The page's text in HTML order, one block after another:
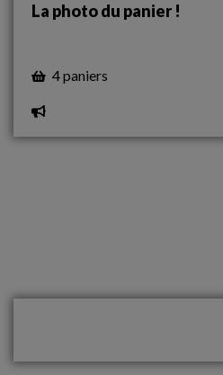
La photo du panier !
4 paniers